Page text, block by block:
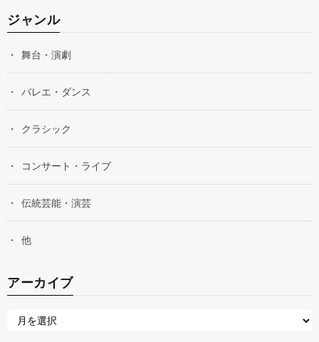
ジャンル
舞台・演劇
バレエ・ダンス
クラシック
コンサート・ライブ
伝統芸能・演芸
他
アーカイブ